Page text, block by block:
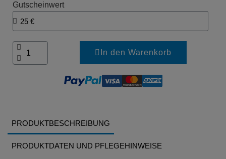
Gutscheinwert
In den Warenkorb
PRODUKTBESCHREIBUNG
PRODUKTDATEN UND PFLEGEHINWEISE